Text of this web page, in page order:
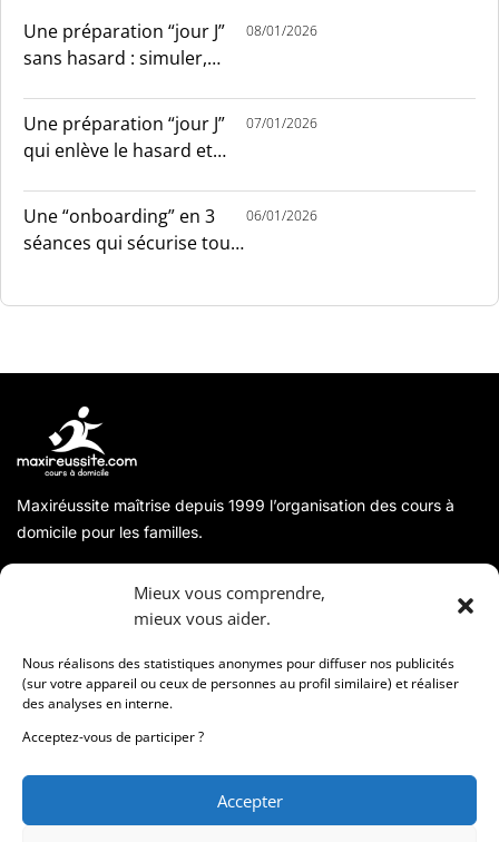
Mieux vous comprendre,
mieux vous aider.
Nous réalisons des statistiques anonymes pour diffuser nos publicités
(sur votre appareil ou ceux de personnes au profil similaire) et réaliser
des analyses en interne.
Acceptez-vous de participer ?
Accepter
Une préparation “jour J”
sans hasard : simuler,
08/01/2026
Une préparation “jour J”
qui enlève le hasard et
07/01/2026
Une “onboarding” en 3
séances qui sécurise tout
06/01/2026
Maxiréussite maîtrise depuis 1999 l’organisation des cours à
domicile pour les familles.
Coordonnées